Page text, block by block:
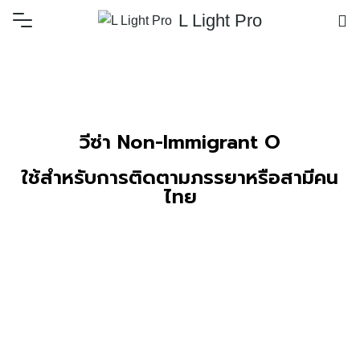
L Light Pro
วีซ่า Non-Immigrant O
ใช้สำหรับการติดตามภรรยาหรือสามีคน
ไทย